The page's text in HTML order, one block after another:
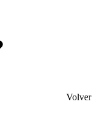
Volver